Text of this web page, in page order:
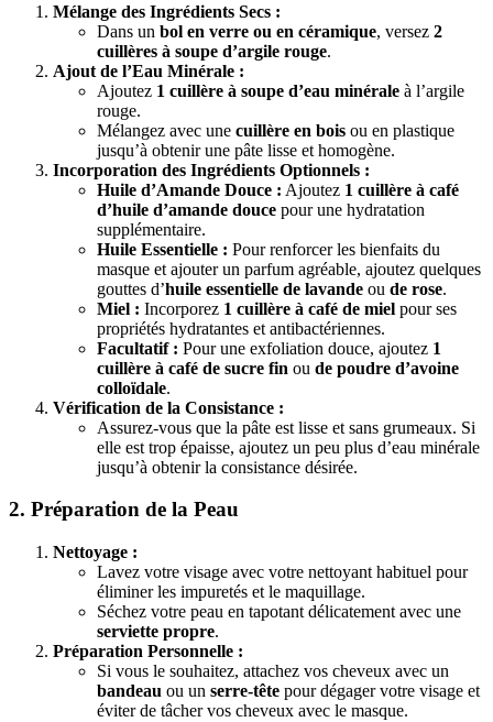
Mélange des Ingrédients Secs :
Dans un bol en verre ou en céramique, versez 2
cuillères à soupe d’argile rouge.
Ajout de l’Eau Minérale :
Ajoutez 1 cuillère à soupe d’eau minérale à l’argile
rouge.
Mélangez avec une cuillère en bois ou en plastique
jusqu’à obtenir une pâte lisse et homogène.
Incorporation des Ingrédients Optionnels :
Huile d’Amande Douce : Ajoutez 1 cuillère à café
d’huile d’amande douce pour une hydratation
supplémentaire.
Huile Essentielle : Pour renforcer les bienfaits du
masque et ajouter un parfum agréable, ajoutez quelques
gouttes d’huile essentielle de lavande ou de rose.
Miel : Incorporez 1 cuillère à café de miel pour ses
propriétés hydratantes et antibactériennes.
Facultatif : Pour une exfoliation douce, ajoutez 1
cuillère à café de sucre fin ou de poudre d’avoine
colloïdale.
Vérification de la Consistance :
Assurez-vous que la pâte est lisse et sans grumeaux. Si
elle est trop épaisse, ajoutez un peu plus d’eau minérale
jusqu’à obtenir la consistance désirée.
2. Préparation de la Peau
Nettoyage :
Lavez votre visage avec votre nettoyant habituel pour
éliminer les impuretés et le maquillage.
Séchez votre peau en tapotant délicatement avec une
serviette propre.
Préparation Personnelle :
Si vous le souhaitez, attachez vos cheveux avec un
bandeau ou un serre-tête pour dégager votre visage et
éviter de tâcher vos cheveux avec le masque.